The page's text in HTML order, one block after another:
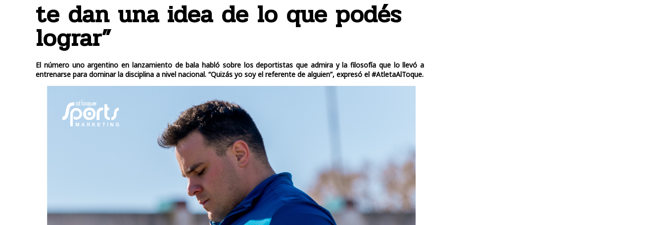
te dan una idea de lo que podés
lograr”
El número uno argentino en lanzamiento de bala habló sobre los deportistas que admira y la filosofía que lo llevó a
entrenarse para dominar la disciplina a nivel nacional. “Quizás yo soy el referente de alguien”, expresó el #AtletaAlToque.